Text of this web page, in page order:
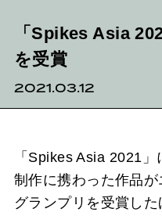
「Spikes Asia
を受賞
2021.03.12
「Spikes Asia 2021
制作に携わった作品
グランプリを受賞し